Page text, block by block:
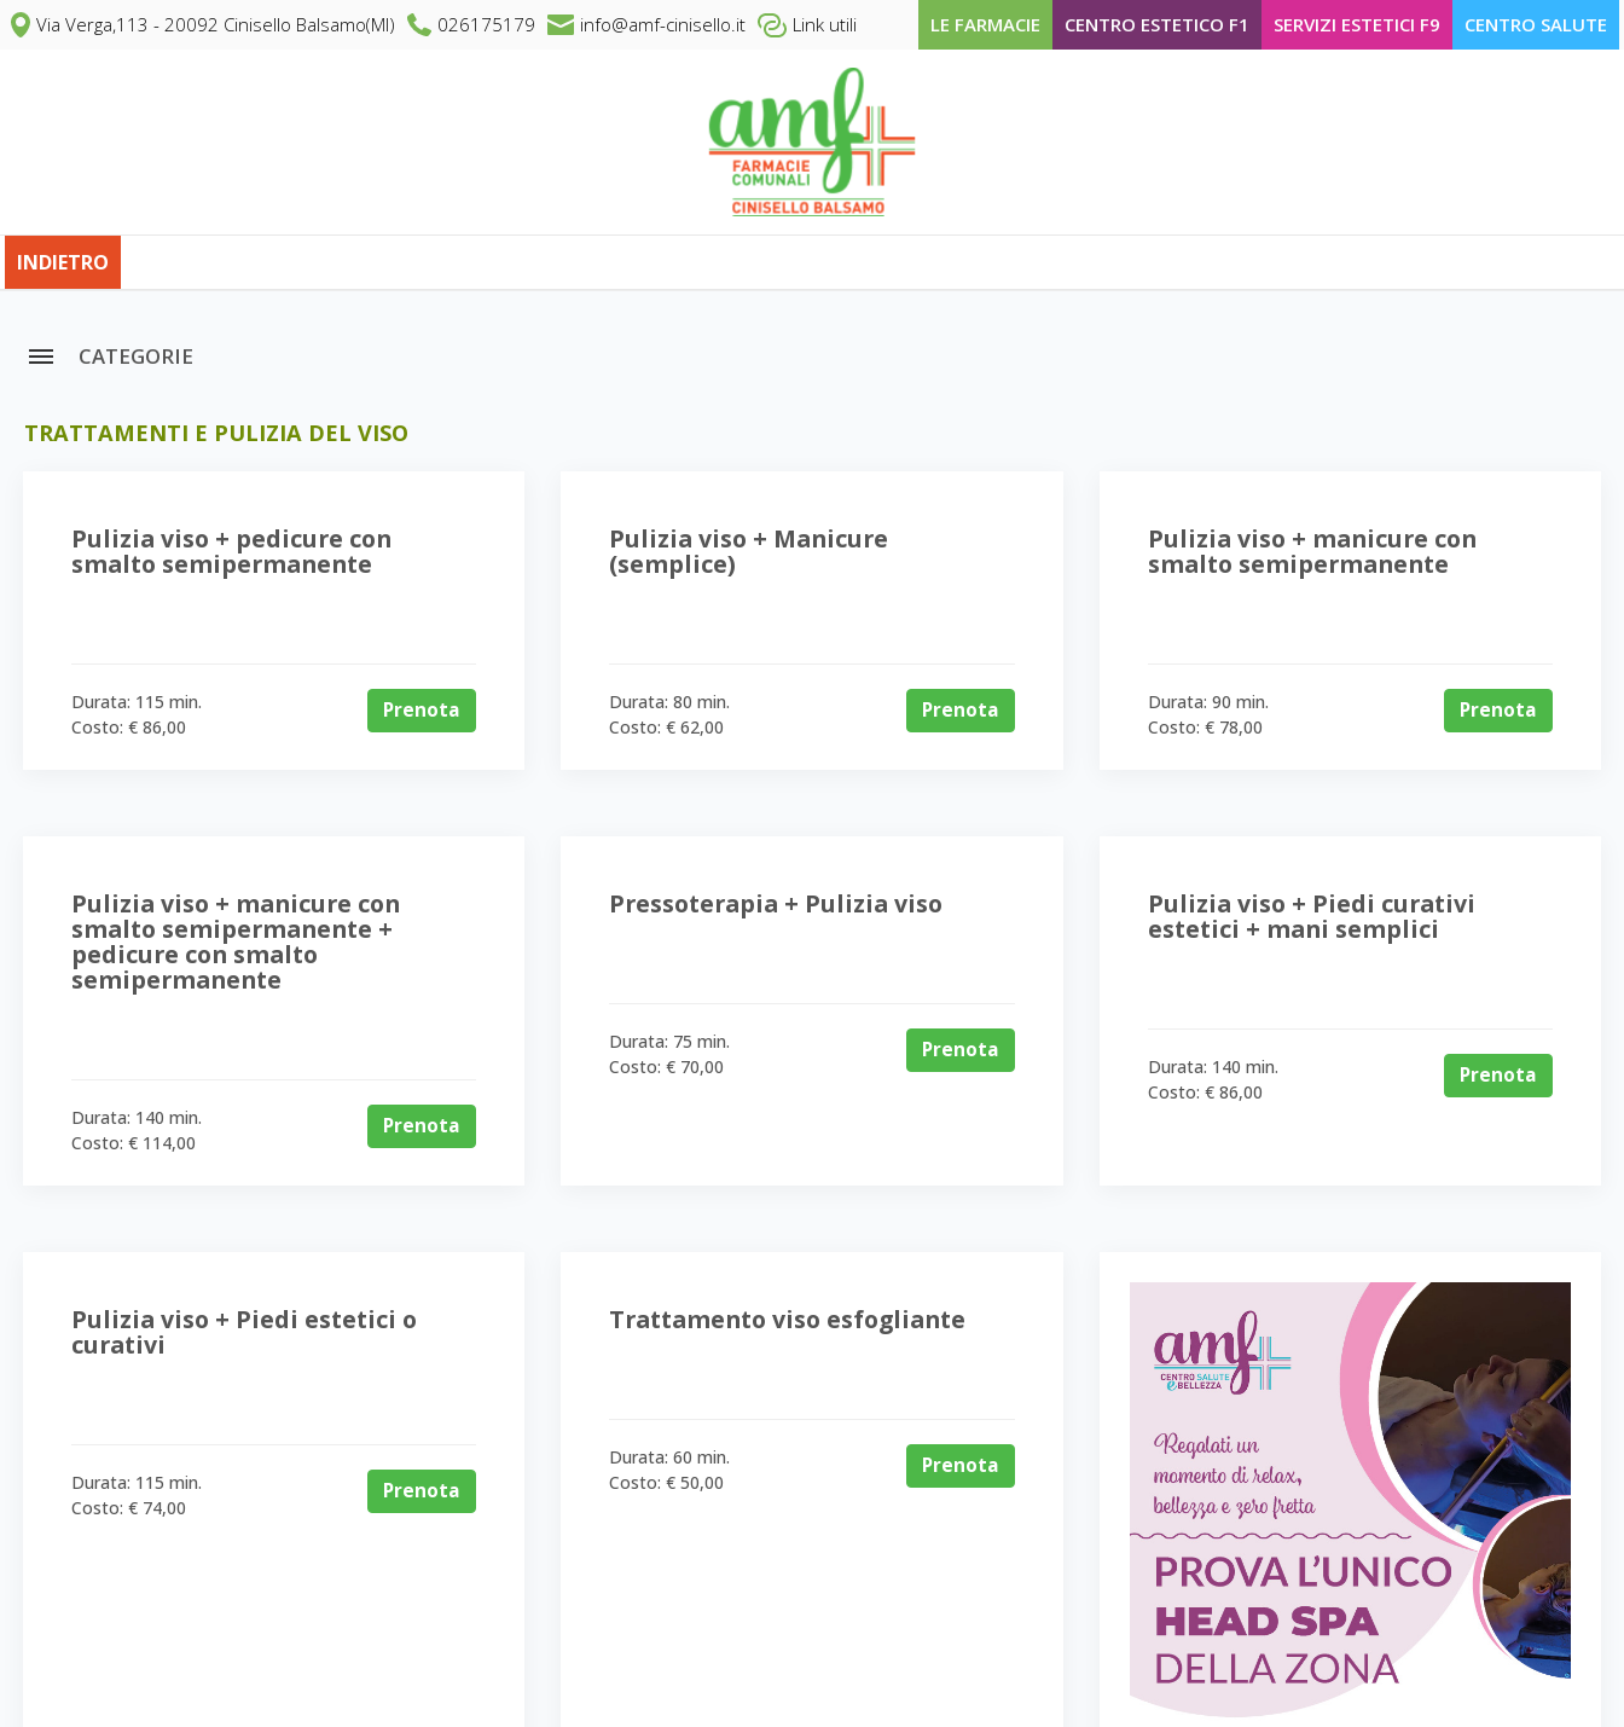
Via Verga,113 - 20092 Cinisello Balsamo(MI) 026175179 info@amf-cinisello.it Link utili LE FARMACIE CENTRO ESTETICO F1 SERVIZI ESTETICI F9 CENTRO SALUTE
INDIETRO
CATEGORIE
TRATTAMENTI E PULIZIA DEL VISO
Pulizia viso + pedicure con
smalto semipermanente
Prenota
Durata: 115 min.
Costo: € 86,00
Pulizia viso + Manicure
(semplice)
Prenota
Durata: 80 min.
Costo: € 62,00
Pulizia viso + manicure con
smalto semipermanente
Prenota
Durata: 90 min.
Costo: € 78,00
Pulizia viso + manicure con
smalto semipermanente +
pedicure con smalto
semipermanente
Prenota
Durata: 140 min.
Costo: € 114,00
Pressoterapia + Pulizia viso
Prenota
Durata: 75 min.
Costo: € 70,00
Pulizia viso + Piedi curativi
estetici + mani semplici
Prenota
Durata: 140 min.
Costo: € 86,00
Pulizia viso + Piedi estetici o
curativi
Prenota
Durata: 115 min.
Costo: € 74,00
Trattamento viso esfogliante
Prenota
Durata: 60 min.
Costo: € 50,00